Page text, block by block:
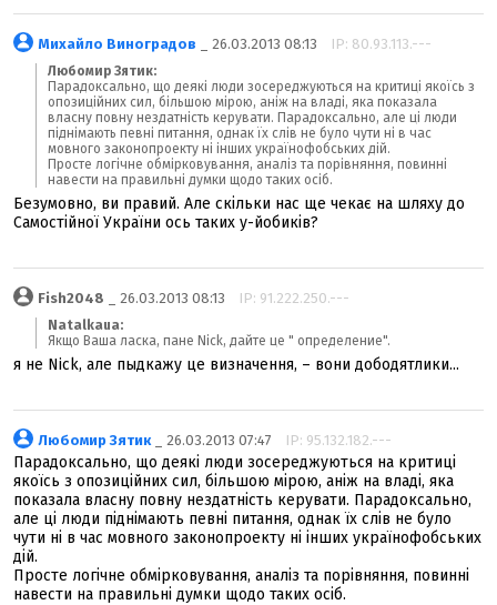
Михайло Виноградов _ 26.03.2013 08:13 IP: 80.93.113.---
Любомир Зятик:
Парадоксально, що деякі люди зосереджуються на критиці якоїсь з
опозиційних сил, більшою мірою, аніж на владі, яка показала
власну повну нездатність керувати. Парадоксально, але ці люди
піднімають певні питання, однак їх слів не було чути ні в час
мовного законопроекту ні інших українофобських дій.
Просте логічне обмірковування, аналіз та порівняння, повинні
навести на правильні думки щодо таких осіб.
Безумовно, ви правий. Але скільки нас ще чекає на шляху до
Самостійної України ось таких у-йобиків?
Fish2048 _ 26.03.2013 08:13 IP: 91.222.250.---
Natalkaua:
Якщо Ваша ласка, пане Nick, дайте це " определение".
я не Nick, але пыдкажу це визначення, – вони дободятлики...
Любомир Зятик_ 26.03.2013 07:47 IP: 95.132.182.---
Парадоксально, що деякі люди зосереджуються на критиці
якоїсь з опозиційних сил, більшою мірою, аніж на владі, яка
показала власну повну нездатність керувати. Парадоксально,
але ці люди піднімають певні питання, однак їх слів не було
чути ні в час мовного законопроекту ні інших українофобських
дій.
Просте логічне обмірковування, аналіз та порівняння, повинні
навести на правильні думки щодо таких осіб.